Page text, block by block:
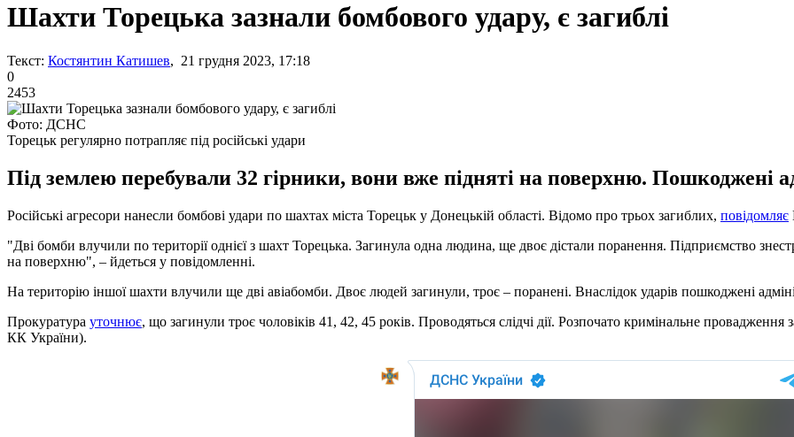
Шахти Торецька зазнали бомбового удару, є загиблі
Текст: Костянтин Катишев, 21 грудня 2023, 17:18
0
2453
Фото: ДСНС
Торецьк регулярно потрапляє під російські удари
Під землею перебували 32 гірники, вони вже підняті на поверхню. Пошкоджені
Російські агресори нанесли бомбові удари по шахтах міста Торецьк у Донецькій області. Відомо про трьох загиблих, повідомляє
"Дві бомби влучили по території однієї з шахт Торецька. Загинула одна людина, ще двоє дістали поранення. Підприємство
на поверхню", – йдеться у повідомленні.
На територію іншої шахти влучили ще дві авіабомби. Двоє людей загинули, троє – поранені. Внаслідок ударів пошкоджені
Прокуратура уточнює, що загинули троє чоловіків 41, 42, 45 років. Проводяться слідчі дії. Розпочато кримінальне
КК України).